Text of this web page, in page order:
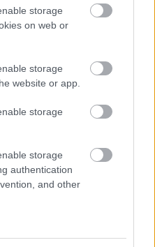
storage
on web or
storage
website or app.
storage
storage
authentication
and other
másodpercet javított a